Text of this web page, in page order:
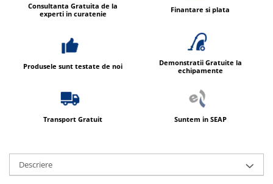
Consultanta Gratuita de la
experti in curatenie
Finantare si plata
Produsele sunt testate de noi
Demonstratii Gratuite la
echipamente
Transport Gratuit Suntem in SEAP
Descriere